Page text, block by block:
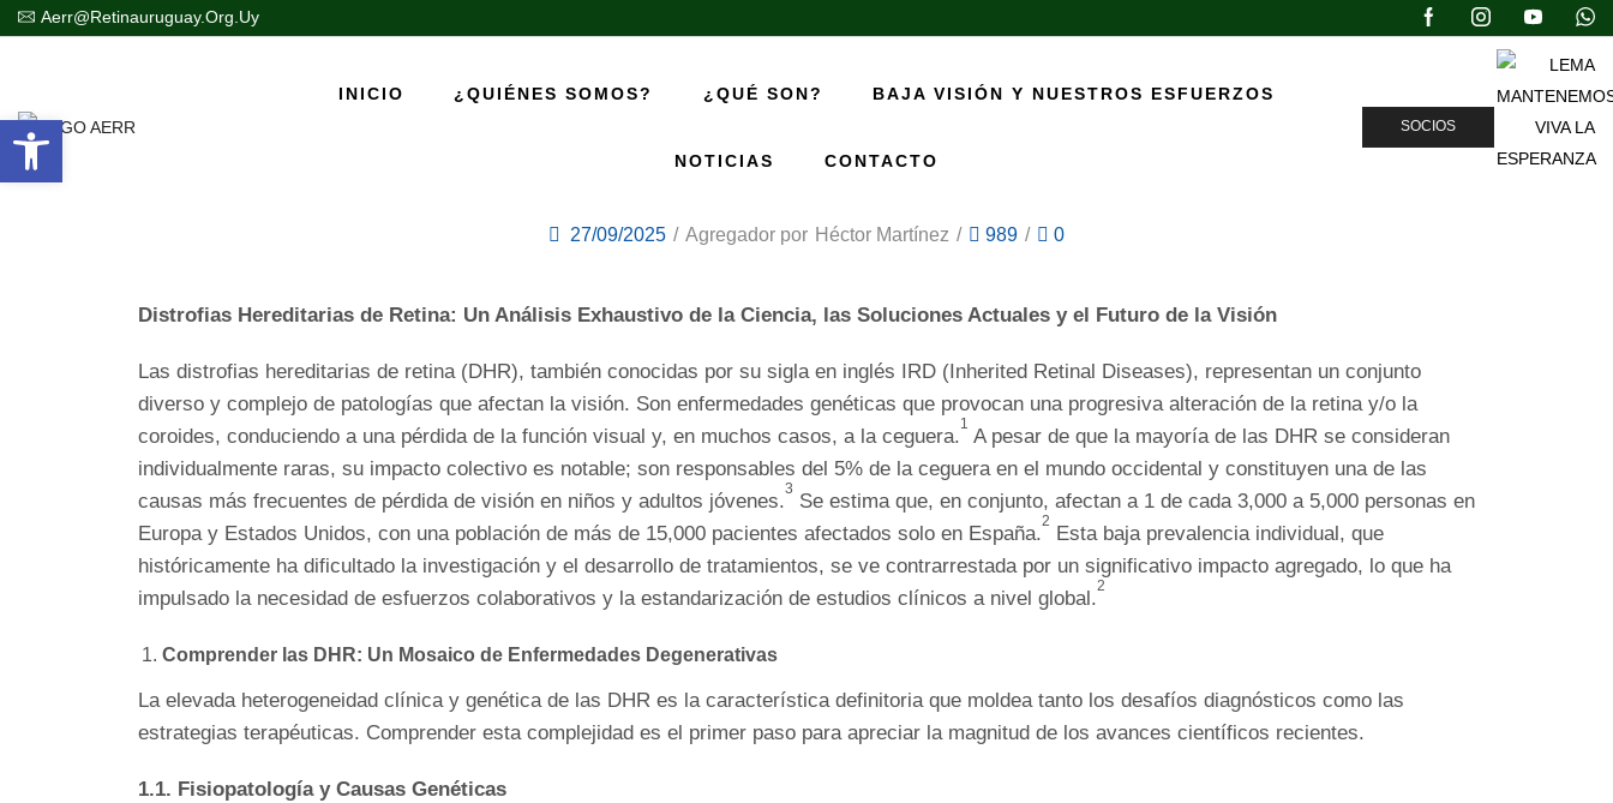
Aerr@retinauruguay.org.uy
INICIO ¿QUIÉNES SOMOS? ¿QUÉ SON? BAJA VISIÓN Y NUESTROS ESFUERZOS
NOTICIAS CONTACTO
SOCIOS
Distrofias Hereditarias De Retina: Un Análisis Exhaustivo De La Ciencia, Las Soluciones Actuales Y El
27/09/2025 / Agregador por Héctor Martínez / 989 / 0
Distrofias Hereditarias de Retina: Un Análisis Exhaustivo de la Ciencia, las Soluciones Actuales y el Futuro de la Visión
Las distrofias hereditarias de retina (DHR), también conocidas por su sigla en inglés IRD (Inherited Retinal Diseases), representan un conjunto
diverso y complejo de patologías que afectan la visión. Son enfermedades genéticas que provocan una progresiva alteración de la retina y/o la
coroides, conduciendo a una pérdida de la función visual y, en muchos casos, a la ceguera.
1
A pesar de que la mayoría de las DHR se consideran
individualmente raras, su impacto colectivo es notable; son responsables del 5% de la ceguera en el mundo occidental y constituyen una de las
causas más frecuentes de pérdida de visión en niños y adultos jóvenes.
3
Se estima que, en conjunto, afectan a 1 de cada 3,000 a 5,000 personas en
Europa y Estados Unidos, con una población de más de 15,000 pacientes afectados solo en España.
2
Esta baja prevalencia individual, que
históricamente ha dificultado la investigación y el desarrollo de tratamientos, se ve contrarrestada por un significativo impacto agregado, lo que ha
impulsado la necesidad de esfuerzos colaborativos y la estandarización de estudios clínicos a nivel global.
2
Comprender las DHR: Un Mosaico de Enfermedades Degenerativas
La elevada heterogeneidad clínica y genética de las DHR es la característica definitoria que moldea tanto los desafíos diagnósticos como las
estrategias terapéuticas. Comprender esta complejidad es el primer paso para apreciar la magnitud de los avances científicos recientes.
1.1. Fisiopatología y Causas Genéticas
Abrir barra de herramientas